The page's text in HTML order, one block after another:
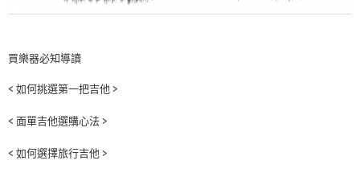
買樂器必知導讀
< 如何挑選第一把吉他 >
< 面單吉他選購心法 >
< 如何選擇旅行吉他 >